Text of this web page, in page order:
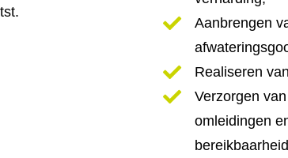
Aanbrengen
Realiseren
Verzorgen
omleidingen